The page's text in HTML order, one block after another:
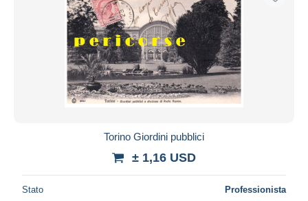
Torino Giordini pubblici
± 1,16 USD
Stato Professionista